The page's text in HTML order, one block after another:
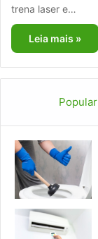
trena laser e…
Leia mais »
Popular